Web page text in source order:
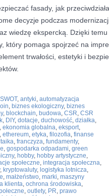
fasady, jak
decyzje podczas
wiedzę ekspercką. Dzięki
który pomaga spojrzeć na
trwałości, estetyki i
, antyki, automatyzacja
, biznes ekologiczny, biznes
, blockchain, budowa, CSR, CSR
, DIY, dotacje, duchowość, działka,
, ekonomia globalna, eksport,
, ethereum, etyka, filozofia, finanse
, franczyza, fundamenty,
, gospodarka odpadami, green
, hobby, hobby artystyczne,
społeczne, integracja społeczna,
, kryptowaluty, logistyka lotnicza,
, małżeństwo, marki, maszyny
klienta, ochrona środowiska,
, outlety, PR, prawo